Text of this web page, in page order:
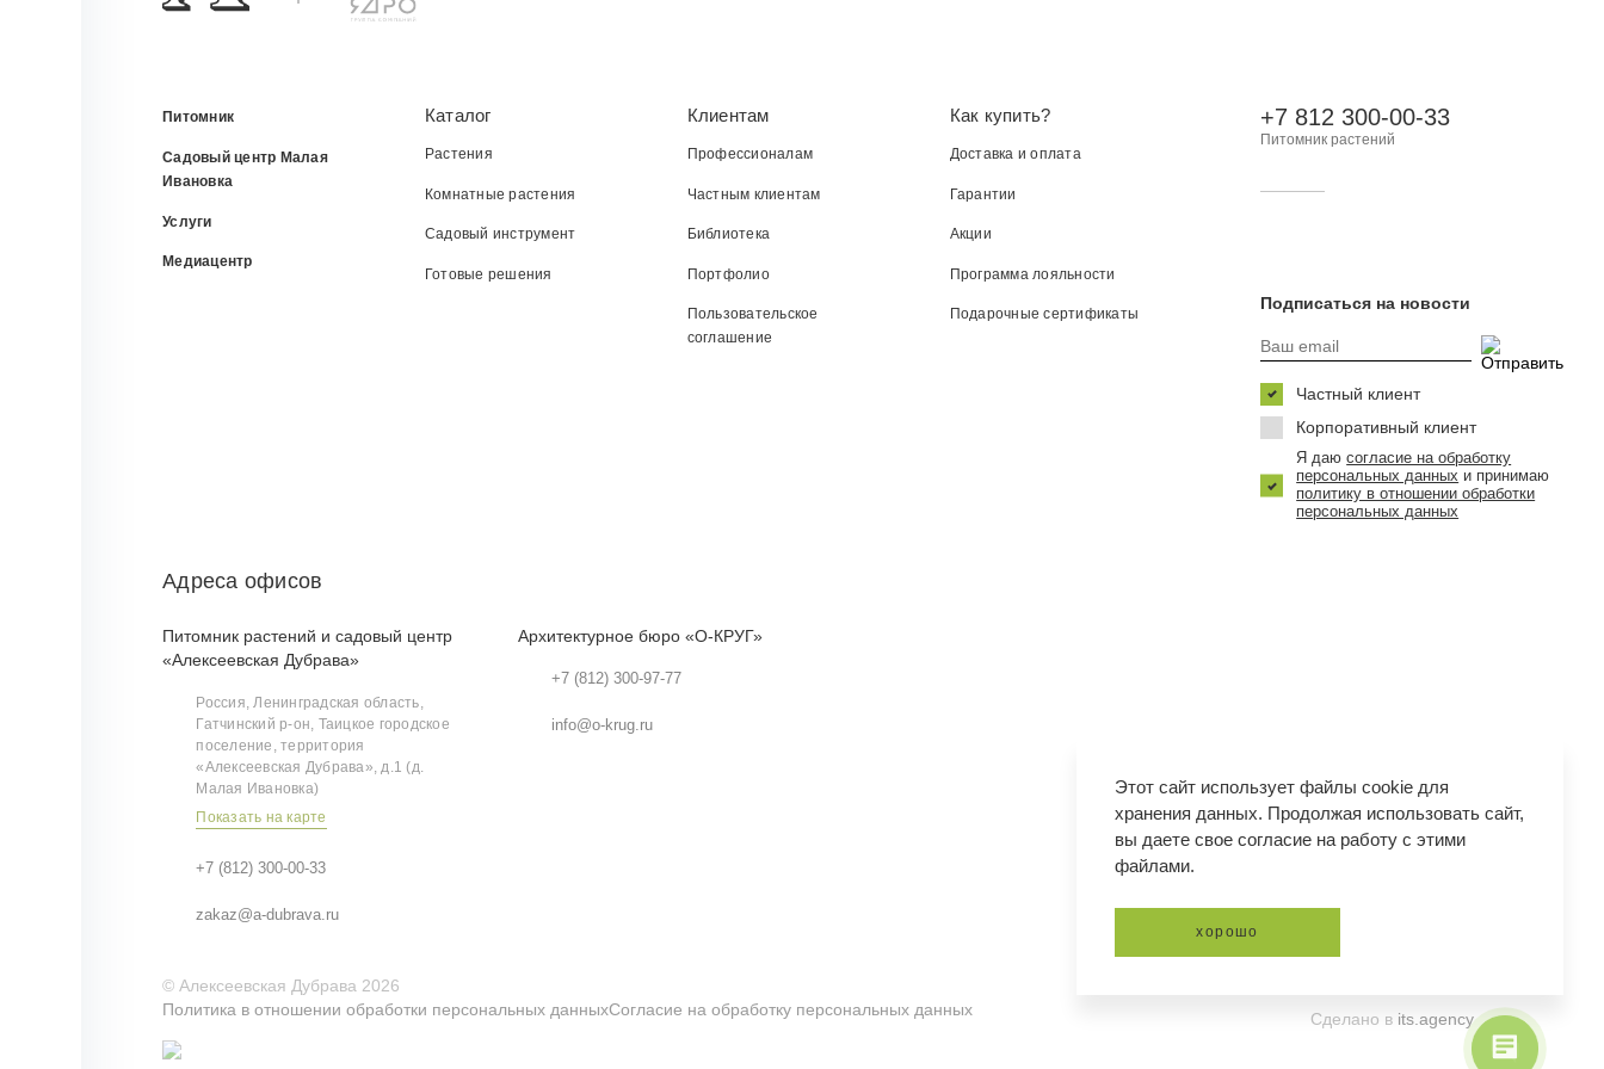
Питомник
Садовый центр Малая
Ивановка
Услуги
Медиацентр
Каталог
Растения
Комнатные растения
Садовый инструмент
Готовые решения
Клиентам
Профессионалам
Частным клиентам
Библиотека
Портфолио
Пользовательское
соглашение
Как купить?
Доставка и оплата
Гарантии
Акции
Программа лояльности
Подарочные сертификаты
+7 812 300-00-33
Питомник растений
Подписаться на новости
Частный клиент
Корпоративный клиент
Я даюсогласие на обработку
персональных данных и принимаю
политику в отношении обработки
персональных данных
Адреса офисов
Питомник растений и садовый центр
«Алексеевская Дубрава»
Россия, Ленинградская область,
Гатчинский р‑он, Таицкое городское
поселение, территория
«Алексеевская Дубрава», д.1 (д.
Малая Ивановка)
Показать на карте
+7 (812) 300-00-33
zakaz@a-dubrava.ru
Архитектурное бюро «О-КРУГ»
+7 (812) 300-97-77
info@o-krug.ru
©Алексеевская Дубрава 2026
Политика в отношении обработки персональных данныхСогласие на обработку персональных данных
Сделано в its.agency
Этот сайт использует файлы cookie для
хранения данных. Продолжая использовать сайт,
вы даете свое согласие на работу с этими
файлами.
хорошо